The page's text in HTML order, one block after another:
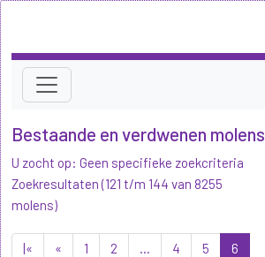
Bestaande en verdwenen molens
U zocht op: Geen specifieke zoekcriteria
Zoekresultaten (121 t/m 144 van 8255
molens)
|« « 1 2 ... 4 5
6